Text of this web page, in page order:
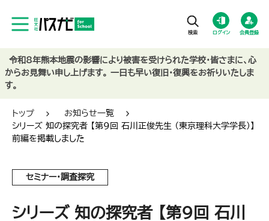
ログイン 会員登録
トップ
お知らせ一覧
シリーズ 知の探究者 【第9回 石川正俊先生 （東京理科大学学長）】
前編を掲載しました
セミナー・調査探究
シリーズ 知の探究者 【第9回 石川
令和8年熊本地震の影響により被害を受けられた学校・皆さまに、心
からお見舞い申し上げます。 一日も早い復旧・復興をお祈りいたしま
す。